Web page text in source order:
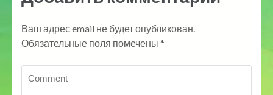
Ваш адрес email не будет опубликован.
Обязательные поля помечены *